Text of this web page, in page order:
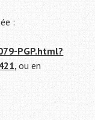
:
PGP.html?
,ou en